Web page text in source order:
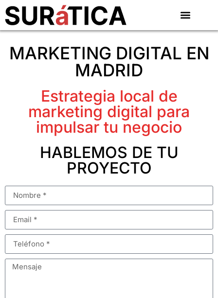
MARKETING DIGITAL EN
MADRID
Estrategia local de
marketing digital para
impulsar tu negocio
HABLEMOS DE TU
PROYECTO